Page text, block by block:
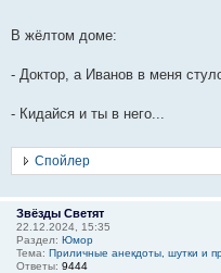
В жёлтом доме:
- Доктор, а Иванов в меня
- Кидайся и ты в него...
Спойлер
Звёзды Светят
22.12.2024, 15:35
Раздел: Юмор
Тема: Приличные анекдоты, шутки и
Ответы: 9444